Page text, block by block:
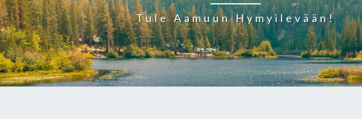
Tule Aamuun Hymyilevään!